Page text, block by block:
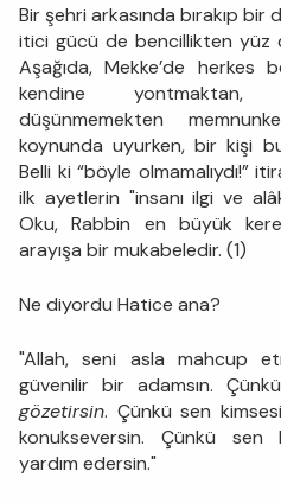
Bir şehri arkasında bırakıp bir
itici gücü de bencillikten yüz
Aşağıda, Mekke’de herkes
kendine yontmaktan,
düşünmemekten
koynunda uyurken, bir kişi
Belli ki “böyle olmamalıydı!”
ilk ayetlerin "insanı ilgi ve
Oku, Rabbin en büyük
arayışa bir mukabeledir. (1)
Ne diyordu Hatice ana?
"Allah, seni asla mahcup
güvenilir bir adamsın.
gözetirsin. Çünkü sen
konukseversin. Çünkü sen
yardım edersin."